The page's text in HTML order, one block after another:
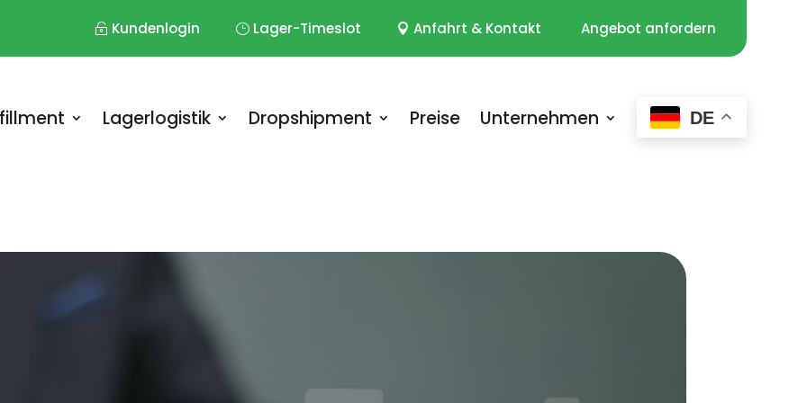
Kundenlogin Lager-Timeslot Anfahrt & Kontakt Angebot anfordern
Lagerlogistik Dropshipment Preise Unternehmen DE